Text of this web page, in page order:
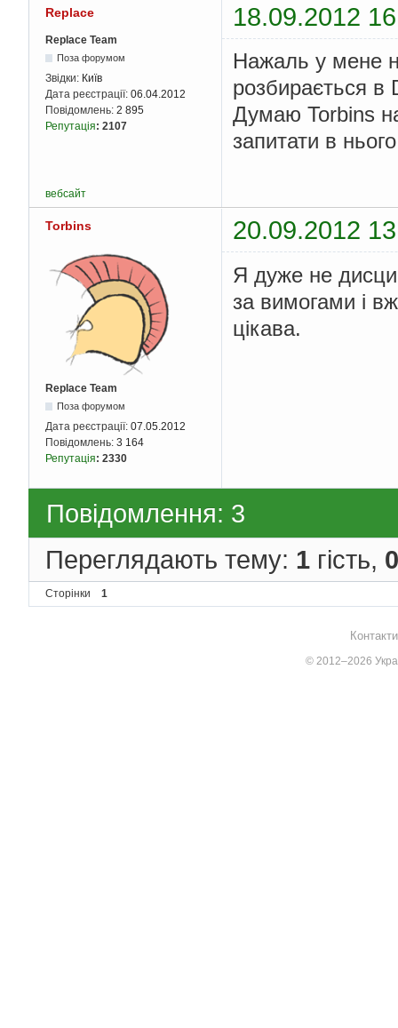
Replace 18.09.2012
Replace Team
Поза форумом
Звідки: Київ
Дата реєстрації: 06.04.2012
Повідомлень: 2 895
Репутація: 2107
Нажаль у мене
розбирається в
Думаю Torbins
запитати в
вебсайт
Torbins 20.09.2012
Replace Team
Поза форумом
Дата реєстрації: 07.05.2012
Повідомлень: 3 164
Репутація: 2330
Я дуже не
за вимогами і
цікава.
Повідомлення: 3
Переглядають тему: 1 гість, 0
Сторінки 1
© 2012–2026